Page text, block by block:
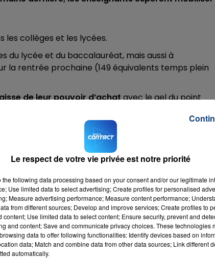
les collèges et les lycées.
du lycée et du baccalauréat, mais aussi à
la rentrée prochaine (149 équivalents temps plein
de leur pouvoir d’achatavec le gel du point
entre autres actions a décidé de noter toutes les
rassemblement à Lille. Sur Facebook il donnait hier
à 8h-8h30 devant la Gare Lille Flandre.
Rouges avait abouti à une tentative de blocage de
dans le Vieux Lille.
de la Porte de Paris à Lille.
et
Le respect de votre vie privée est notre priorité
the following data processing based on your consent and/or our legitimate
Use limited data to select advertising; Create profiles for personalised
Measure advertising performance; Measure content performance;
from different sources; Develop and improve services; Create profiles to
Use limited data to select content; Ensure security, prevent and
and content; Save and communicate privacy choices. These technologies
data to offer following functionalities: Identify devices based on
data; Match and combine data from other data sources; Link different
automatically.